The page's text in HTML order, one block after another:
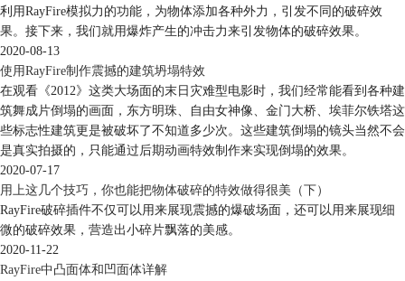
利用RayFire模拟力的功能，为物体添加各种外力，引发不同的破碎效
果。接下来，我们就用爆炸产生的冲击力来引发物体的破碎效果。
2020-08-13
使用RayFire制作震撼的建筑坍塌特效
在观看《2012》这类大场面的末日灾难型电影时，我们经常能看到各种建
筑舞成片倒塌的画面，东方明珠、自由女神像、金门大桥、埃菲尔铁塔这
些标志性建筑更是被破坏了不知道多少次。这些建筑倒塌的镜头当然不会
是真实拍摄的，只能通过后期动画特效制作来实现倒塌的效果。
2020-07-17
用上这几个技巧，你也能把物体破碎的特效做得很美（下）
RayFire破碎插件不仅可以用来展现震撼的爆破场面，还可以用来展现细
微的破碎效果，营造出小碎片飘落的美感。
2020-11-22
RayFire中凸面体和凹面体详解